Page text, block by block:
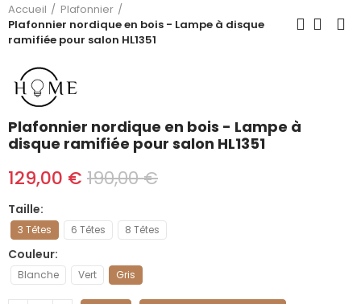
Accueil
Plafonnier
Plafonnier nordique en bois - Lampe à disque
ramifiée pour salon HL1351
Plafonnier nordique en bois - Lampe à
disque ramifiée pour salon HL1351
129,00 € 190,00 €
Taille
3 Têtes 6 Têtes 8 Têtes
Couleur
Blanche Vert Gris